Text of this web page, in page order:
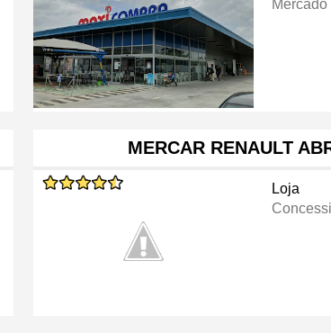
Mercado
MERCAR RENAULT
Loja